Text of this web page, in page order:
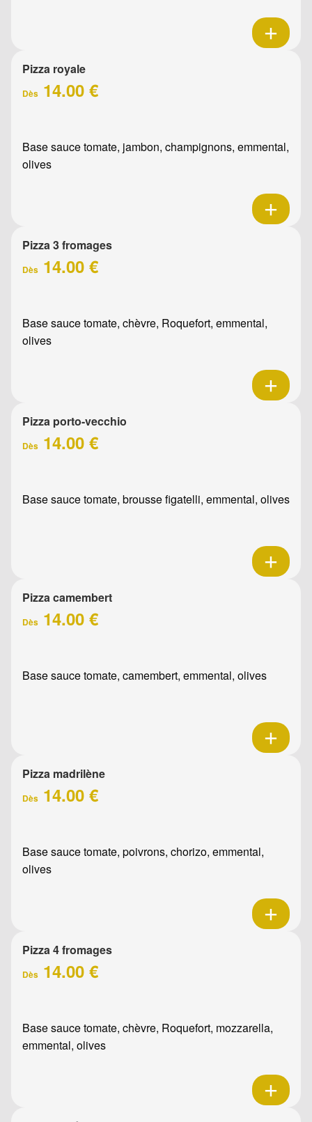
Pizza royale
Dès 14.00 €
Base sauce tomate, jambon, champignons, emmental,
olives
Pizza 3 fromages
Dès 14.00 €
Base sauce tomate, chèvre, Roquefort, emmental,
olives
Pizza porto-vecchio
Dès 14.00 €
Base sauce tomate, brousse figatelli, emmental, olives
Pizza camembert
Dès 14.00 €
Base sauce tomate, camembert, emmental, olives
Pizza madrilène
Dès 14.00 €
Base sauce tomate, poivrons, chorizo, emmental,
olives
Pizza 4 fromages
Dès 14.00 €
Base sauce tomate, chèvre, Roquefort, mozzarella,
emmental, olives